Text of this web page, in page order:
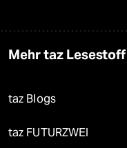
Mehr taz Lesestoff
taz Blogs
taz FUTURZWEI